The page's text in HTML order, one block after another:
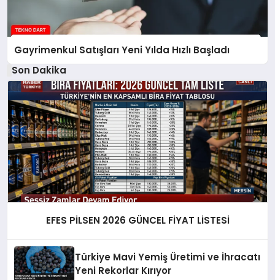
Gayrimenkul Satışları Yeni Yılda Hızlı Başladı
Son Dakika
EFES PİLSEN 2026 GÜNCEL FİYAT LİSTESİ
Türkiye Mavi Yemiş Üretimi ve İhracatı
Yeni Rekorlar Kırıyor